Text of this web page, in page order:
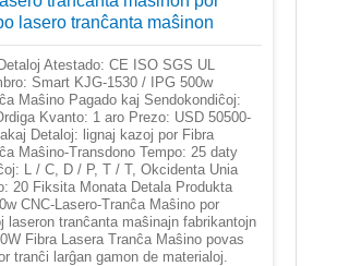
lasero tranĉanta maŝinon
Atestado: CE ISO SGS UL
Smart KJG-1530 / IPG 500w
Maŝino Pagado kaj Sendokondiĉoj:
Kvanto: 1 aro Prezo: USD 50500-
Detaloj: lignaj kazoj por Fibra
Maŝino-Transdono Tempo: 25 daty
L / C, D / P, T / T, Okcidenta Unia
20 Fiksita Monata Detala Produkta
CNC-Lasero-Tranĉa Maŝino por
laseron tranĉanta maŝinajn fabrikantojn
Fibra Lasera Tranĉa Maŝino povas
tranĉi larĝan gamon de materialoj.